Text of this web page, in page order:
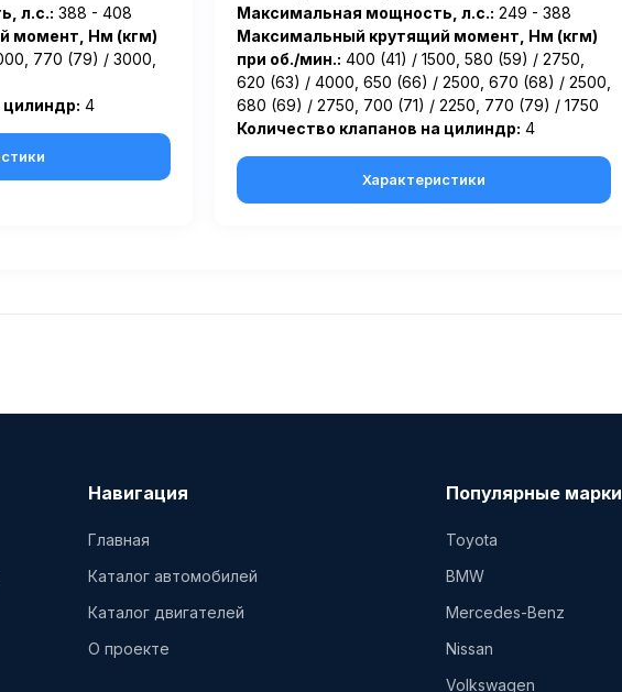
л.с.: 388 - 408
момент, Нм (кгм)
770 (79) / 3000,
цилиндр: 4
Максимальная мощность, л.с.: 249 - 388
Максимальный крутящий момент, Нм (кгм)
при об./мин.: 400 (41) / 1500, 580 (59) / 2750,
620 (63) / 4000, 650 (66) / 2500, 670 (68) / 2500,
680 (69) / 2750, 700 (71) / 2250, 770 (79) / 1750
Количество клапанов на цилиндр: 4
Характеристики
Навигация
Главная
Каталог автомобилей
Каталог двигателей
О проекте
Популярные марки
Toyota
BMW
Mercedes-Benz
Nissan
Volkswagen